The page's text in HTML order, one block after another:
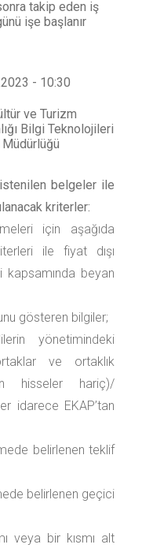
takip eden iş
işe başlanır
- 10:30
ve Turizm
Bilgi Teknolojileri
belgeler ile
kriterler:
için aşağıda
ile fiyat dışı
kapsamında beyan
gösteren bilgiler;
yönetimindeki
ve ortaklık
hisseler hariç)/
idarece EKAP’tan
belirlenen teklif
belirlenen geçici
veya bir kısmı alt